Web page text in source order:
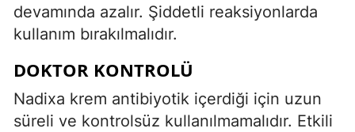
devamında azalır. Şiddetli reaksiyonlarda
kullanım bırakılmalıdır.
DOKTOR KONTROLÜ
Nadixa krem antibiyotik içerdiği için uzun
süreli ve kontrolsüz kullanılmamalıdır. Etkili